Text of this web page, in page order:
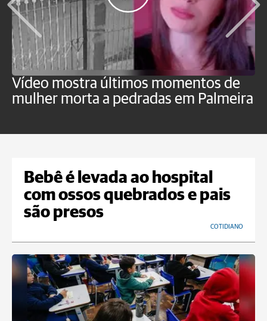
Vídeo mostra últimos momentos de
mulher morta a pedradas em Palmeira
Bebê é levada ao hospital
com ossos quebrados e pais
são presos
COTIDIANO